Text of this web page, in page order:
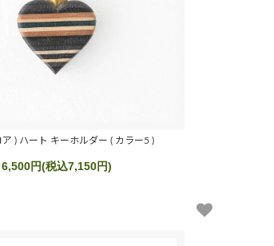
ア ) ハート キーホルダー ( カラー5 )
6,500円(税込7,150円)